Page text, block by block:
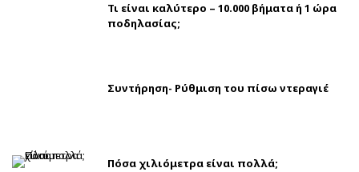
Τι είναι καλύτερο – 10.000 βήματα ή 1 ώρα
ποδηλασίας;
Συντήρηση- Ρύθμιση του πίσω ντεραγιέ
Πόσα χιλιόμετρα είναι πολλά;